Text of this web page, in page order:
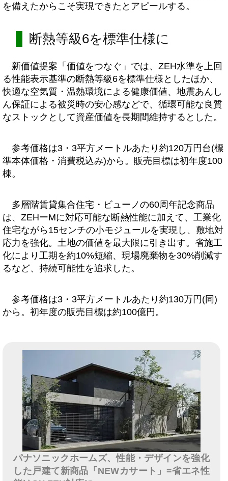
を備えたからこそ実現できたとアピールする。
断熱等級6を標準仕様に
新価値提案「価値をつなぐ」では、ZEH水準を上回
る性能表示基準の断熱等級6を標準仕様としたほか、
快適な空気質・温熱環境による健康価値、地震あんし
ん保証による被災時の安心感などで、循環可能な良質
なストックとして資産価値を長期間維持するとした。
参考価格は3・3平方メートルあたり約120万円台(標
準本体価格・消費税込み)から。販売目標は初年度100
棟。
多層階賃貸集合住宅・ビューノの60周年記念商品
は、ZEHーMに対応可能な断熱性能に加えて、工業化
住宅ながら15センチの小モジュールを実現し、敷地対
応力を強化。土地の価値を最大限に引き出す。省施工
化により工期を約10%短縮、現場廃棄物を30%削減す
るなど、持続可能性を追求した。
参考価格は3・3平方メートルあたり約130万円(同)
から。初年度の販売目標は約100億円。
パナソニックホームズ、性能・デザインを強化
した戸建て新商品「NEWカサート」=省エネ性